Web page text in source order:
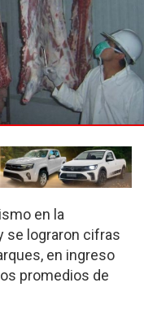
en la
se lograron cifras
en ingreso
promedios de